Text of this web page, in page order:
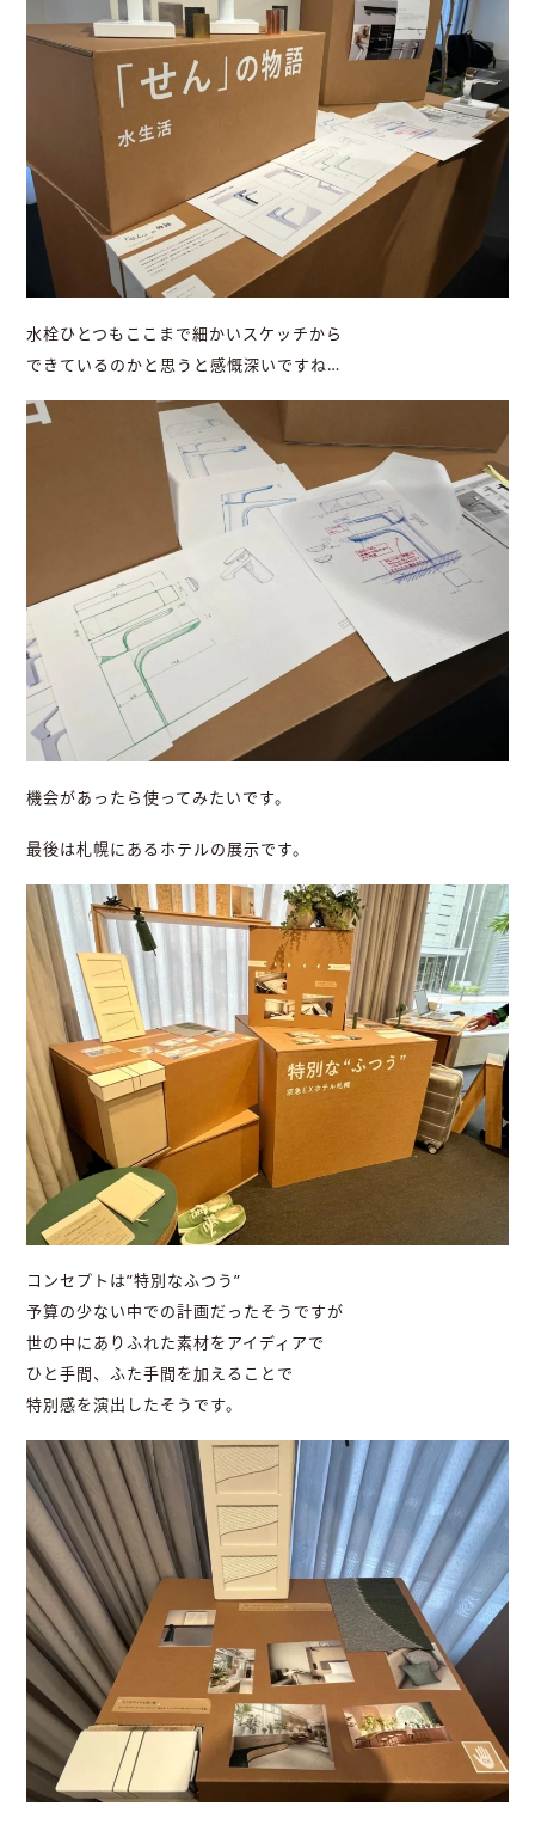
水栓ひとつもここまで細かいスケッチから
できているのかと思うと感慨深いですね…
機会があったら使ってみたいです。
最後は札幌にあるホテルの展示です。
コンセプトは”特別なふつう”
予算の少ない中での計画だったそうですが
世の中にありふれた素材をアイディアで
ひと手間、ふた手間を加えることで
特別感を演出したそうです。